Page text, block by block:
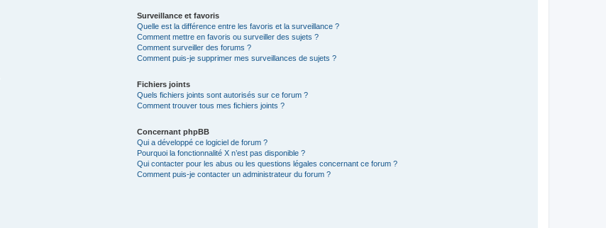
Surveillance et favoris
Quelle est la différence entre les favoris et la surveillance ?
Comment mettre en favoris ou surveiller des sujets ?
Comment surveiller des forums ?
Comment puis-je supprimer mes surveillances de sujets ?
Fichiers joints
Quels fichiers joints sont autorisés sur ce forum ?
Comment trouver tous mes fichiers joints ?
Concernant phpBB
Qui a développé ce logiciel de forum ?
Pourquoi la fonctionnalité X n’est pas disponible ?
Qui contacter pour les abus ou les questions légales concernant ce forum ?
Comment puis-je contacter un administrateur du forum ?